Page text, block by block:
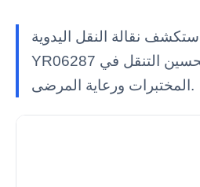
استكشف نقالة النقل اليدوية ABS ذات الوظيفتين
YR06287 المبتكرة، المصممة لتحسين التنقل في
المختبرات ورعاية المرضى.